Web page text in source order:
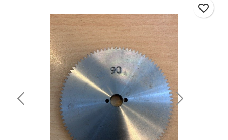
favorite_border